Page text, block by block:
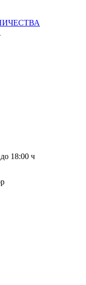
18:00 ч